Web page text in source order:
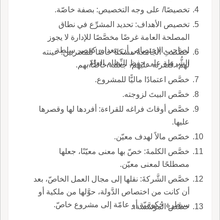
تخصيصًا/ على وجه التخصيص: بصفة خاصّة.
تخصيص الأهداف: تحديد المشرِّع في نطاق
المصلحة العامة غرضًا مخصَّصًا للإدارة لا يجوز
لصاحب الاختصاص أن يتعداه، كقصر سلطة
الشُّرطة على حفظ النِّظام العامّ.
خصَّصتِ الجامعةُ مسكنًا خاصًا للمغتربين: عينته
لهم، قَصَرته عليهم، جعلته خاصًّا بهم.
خصَّص اعتمادًا ماليًّا للمشروع.
خصَّص البيتَ لزوجته.
خصَّص أوقاتَ فراغه للقراءة: أفردها لها وقصرها
عليها.
خصّص مالاً لهدف معيّن.
خصَّص الكلمةَ: خصّ بها معنى معيّنًا، جعلها
مصطلحًا لمعنى معيّن.
خصَّص الشَّركةَ: نقلها إلى مجال العمل الخاصّ، بعد
أن كانت من اختصاص الدَّولة، حوَّلها من ملكية أو
سيطرة حُكوميّة أو عامّة إلى مشروع خاصّ.
خصَّص المؤسَّسة.